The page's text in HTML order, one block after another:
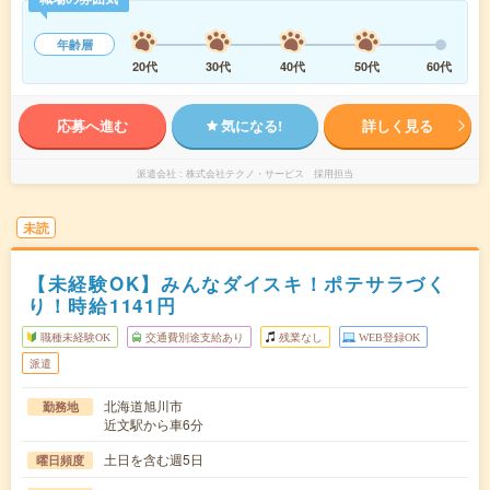
年齢層
20代
30代 40代 50代 60代
応募へ進む 気になる! 詳しく見る
派遣会社 株式会社テクノ・サービス 採用担当
未読
【未経験OK】みんなダイスキ！ポテサラづく
り！時給1141円
職種未経験OK 交通費別途支給あり 残業なし WEB登録OK
派遣
勤務地
北海道旭川市
近文駅から車6分
曜日頻度 土日を含む週5日